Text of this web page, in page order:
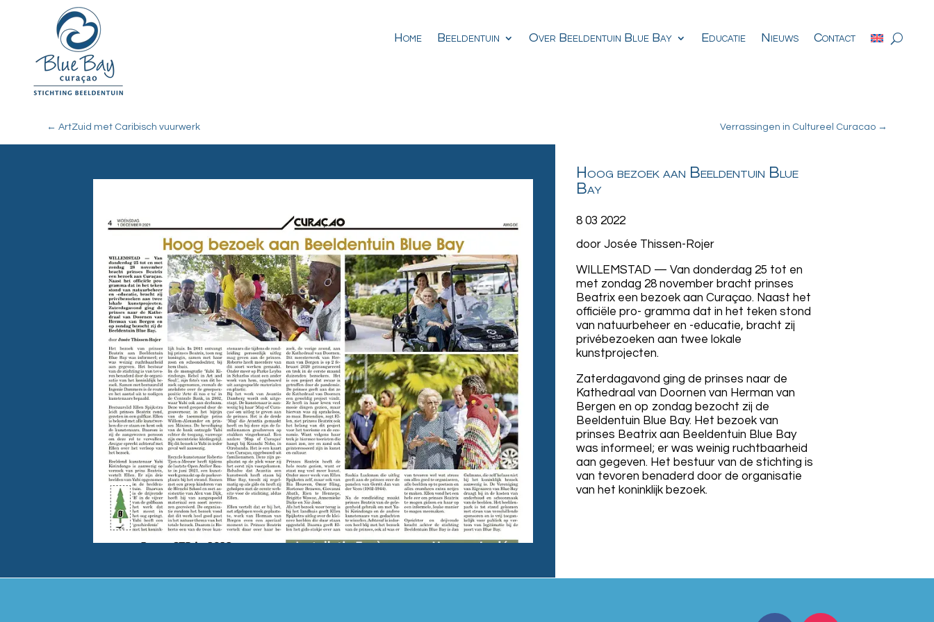
Home Beeldentuin Over Beeldentuin Blue Bay Educatie Nieuws Contact
←ArtZuid met Caribisch vuurwerk Verrassingen in Cultureel Curacao→
Hoog bezoek aan Beeldentuin Blue
Bay
8 03 2022
door Josée Thissen-Rojer
WILLEMSTAD — Van donderdag 25 tot en
met zondag 28 november bracht prinses
Beatrix een bezoek aan Curaçao. Naast het
officiële pro- gramma dat in het teken stond
van natuurbeheer en -educatie, bracht zij
privébezoeken aan twee lokale
kunstprojecten.
Zaterdagavond ging de prinses naar de
Kathedraal van Doornen van Herman van
Bergen en op zondag bezocht zij de
Beeldentuin Blue Bay. Het bezoek van
prinses Beatrix aan Beeldentuin Blue Bay
was informeel; er was weinig ruchtbaarheid
aan gegeven. Het bestuur van de stichting is
van tevoren benaderd door de organisatie
van het koninklijk bezoek.